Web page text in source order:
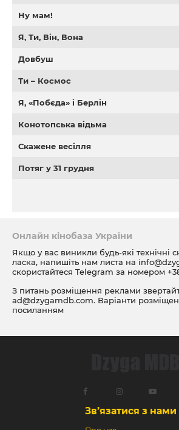
Ну мам!
Я, Ти, Він, Вона
Довбуш
Ти – Космос
Я, «Побєда» і Берлін
Конотопська відьма
Скажене весілля
Потяг у 31 грудня
Онлайн кінобаза України
Якщо у вас виникли будь-які технічні
ласка, напишіть нам листа на
скористайтеся Telegram за номером
З питань розміщення реклами
ad@dzygamdb.com. Варіанти
посиланням
Зв’язатися з нами